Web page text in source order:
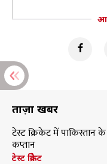
ताज़ा खबरें
टेस्ट क्रिकेट में पाकिस्तान
कप्तान
टेस्ट क्रिकेट